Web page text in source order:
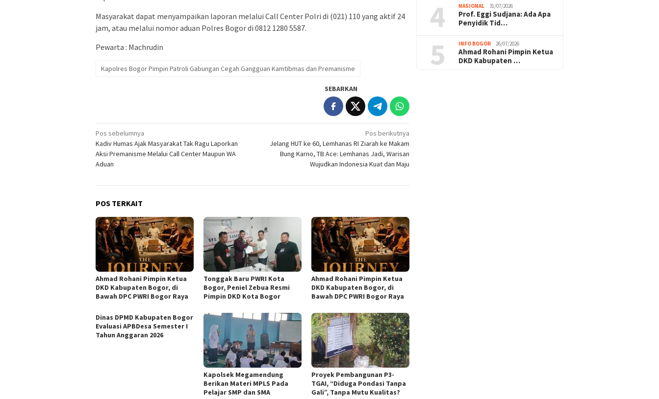
Masyarakat dapat menyampaikan laporan melalui Call Center Polri di (021) 110 yang aktif 24
jam, atau melalui nomor aduan Polres Bogor di 0812 1280 5587.
Pewarta : Machrudin
Kapolres Bogor Pimpin Patroli Gabungan Cegah Gangguan Kamtibmas dan Premanisme
SEBARKAN
Navigasi
pos
Pos sebelumnya
Kadiv Humas Ajak Masyarakat Tak Ragu Laporkan
Aksi Premanisme Melalui Call Center Maupun WA
Aduan
Pos berikutnya
Jelang HUT ke 60, Lemhanas RI Ziarah ke Makam
Bung Karno, TB Ace: Lemhanas Jadi, Warisan
Wujudkan Indonesia Kuat dan Maju
POS TERKAIT
Ahmad Rohani Pimpin Ketua
DKD Kabupaten Bogor, di
Bawah DPC PWRI Bogor Raya
Tonggak Baru PWRI Kota
Bogor, Peniel Zebua Resmi
Pimpin DKD Kota Bogor
Ahmad Rohani Pimpin Ketua
DKD Kabupaten Bogor, di
Bawah DPC PWRI Bogor Raya
Dinas DPMD Kabupaten Bogor
Evaluasi APBDesa Semester I
Tahun Anggaran 2026
Kapolsek Megamendung
Berikan Materi MPLS Pada
Pelajar SMP dan SMA
Proyek Pembangunan P3-
TGAI, “Diduga Pondasi Tanpa
Gali”, Tanpa Mutu Kualitas?
4 NASIONAL 31/07/2026
Prof. Eggi Sudjana: Ada Apa
Penyidik Tid…
5 INFO BOGOR 26/07/2026
Ahmad Rohani Pimpin Ketua
DKD Kabupaten …